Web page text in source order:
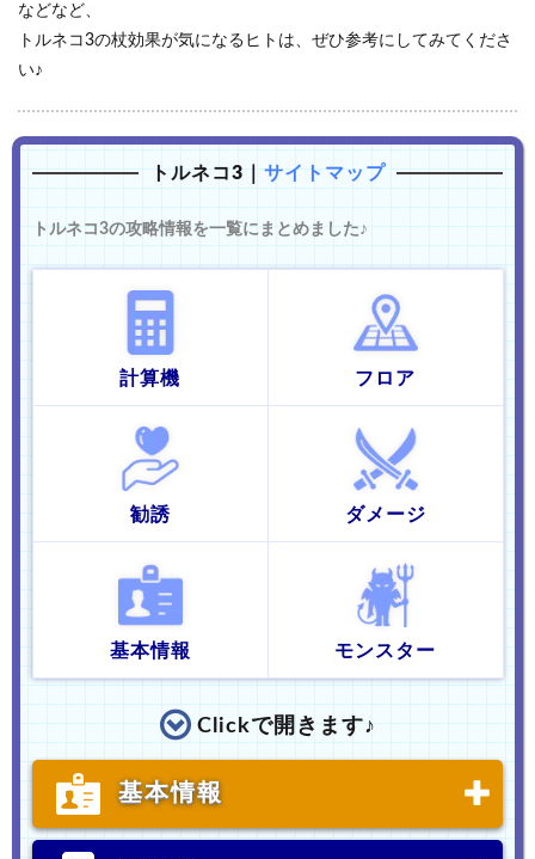
などなど、
トルネコ3の杖効果が気になるヒトは、ぜひ参考にしてみてくださ
い♪
トルネコ3｜ サイトマップ
トルネコ3の攻略情報を一覧にまとめました♪
計算機 フロア
勧誘 ダメージ
基本情報 モンスター
Clickで開きます♪
基本情報